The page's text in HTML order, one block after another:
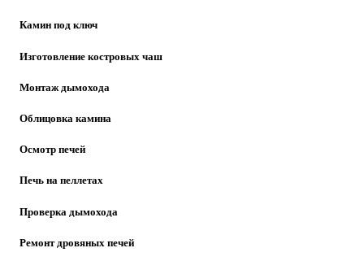
Камин под ключ
Изготовление костровых чаш
Монтаж дымохода
Облицовка камина
Осмотр печей
Печь на пеллетах
Проверка дымохода
Ремонт дровяных печей